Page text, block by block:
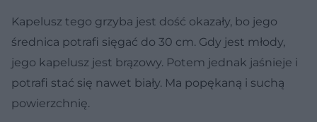
Kapelusz tego grzyba jest dość okazały, bo jego
średnica potrafi sięgać do 30 cm. Gdy jest młody,
jego kapelusz jest brązowy. Potem jednak jaśnieje i
potrafi stać się nawet biały. Ma popękaną i suchą
powierzchnię.